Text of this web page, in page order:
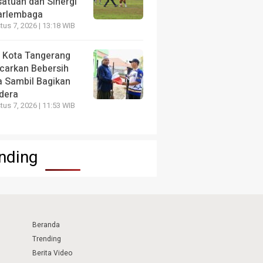
7, 2026 | 13:18 WIB
Kota Tangerang
Bebersih
Sambil Bagikan
7, 2026 | 11:53 WIB
Beranda
Trending
Berita Video